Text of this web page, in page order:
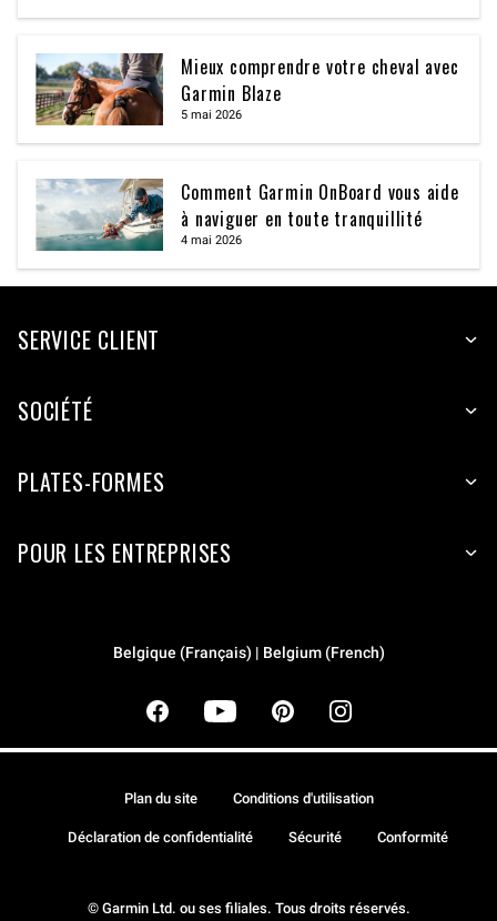
Mieux comprendre votre cheval avec
Garmin Blaze
5 mai 2026
Comment Garmin OnBoard vous aide
à naviguer en toute tranquillité
4 mai 2026
SERVICE CLIENT
SOCIÉTÉ
PLATES-FORMES
POUR LES ENTREPRISES
Belgique (Français) | Belgium (French)
© Garmin Ltd. ou ses filiales. Tous droits réservés.
Plan du site Conditions d'utilisation
Déclaration de confidentialité Sécurité Conformité